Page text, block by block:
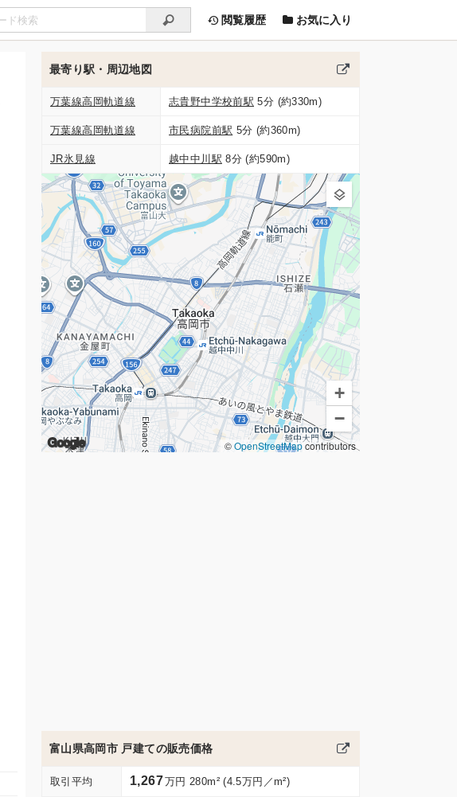
閲覧履歴 お気に入り
最寄り駅・周辺地図
万葉線高岡軌道線 志貴野中学校前駅 5分 (約330m)
万葉線高岡軌道線 市民病院前駅 5分 (約360m)
JR氷見線 越中中川駅 8分 (約590m)
Google
+
−
©OpenStreetMapcontributors
富山県高岡市 戸建ての販売価格
取引平均 1,267万円 280m² (4.5万円／m²)